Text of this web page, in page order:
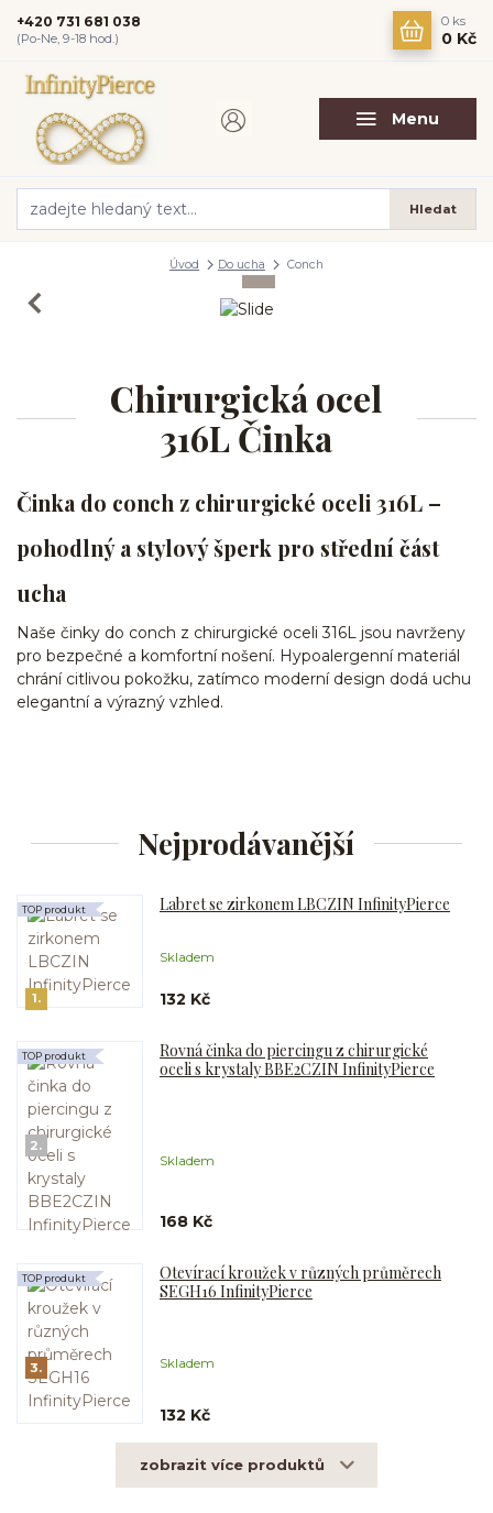
Menu
Hledat
+420 731 681 038
(Po-Ne, 9-18 hod.)
0 ks
0 Kč
Úvod Do ucha Conch
Chirurgická ocel
316L Činka
Činka do conch z chirurgické oceli 316L –
pohodlný a stylový šperk pro střední část
ucha
Naše činky do conch z chirurgické oceli 316L jsou navrženy
pro bezpečné a komfortní nošení. Hypoalergenní materiál
chrání citlivou pokožku, zatímco moderní design dodá uchu
elegantní a výrazný vzhled.
Nejprodávanější
1.
Labret se zirkonem LBCZIN InfinityPierce
Skladem
TOP produkt
132 Kč
2.
Rovná činka do piercingu z chirurgické
oceli s krystaly BBE2CZIN InfinityPierce
Skladem
TOP produkt
168 Kč
3.
Otevírací kroužek v různých průměrech
SEGH16 InfinityPierce
Skladem
TOP produkt
132 Kč
zobrazit více produktů